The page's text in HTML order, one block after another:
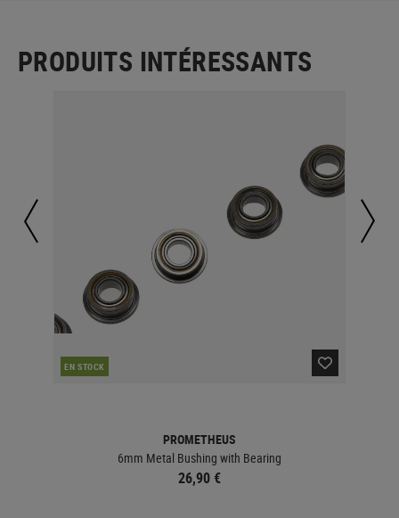
PRODUITS INTÉRESSANTS
EN STOCK
PROMETHEUS
6mm Metal Bushing with Bearing
26,90 €